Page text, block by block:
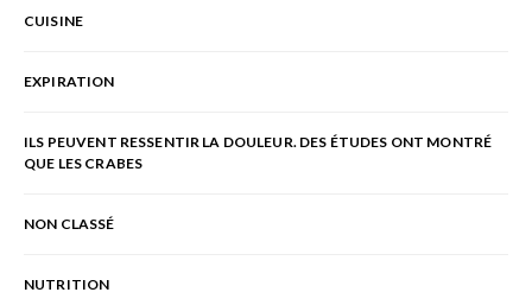
CUISINE
EXPIRATION
ILS PEUVENT RESSENTIR LA DOULEUR. DES ÉTUDES ONT MONTRÉ
QUE LES CRABES
NON CLASSÉ
NUTRITION